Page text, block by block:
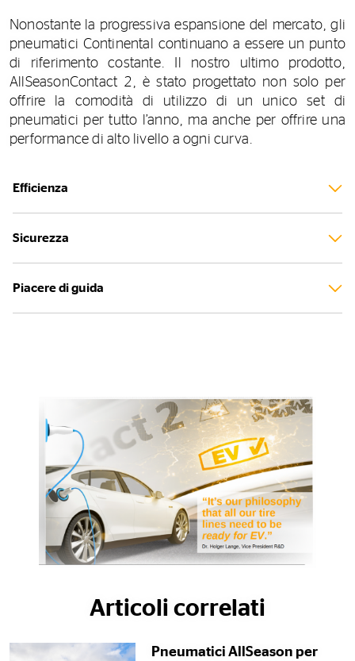
Nonostante la progressiva espansione del mercato, gli
pneumatici Continental continuano a essere un punto
di riferimento costante. Il nostro ultimo prodotto,
AllSeasonContact 2, è stato progettato non solo per
offrire la comodità di utilizzo di un unico set di
pneumatici per tutto l’anno, ma anche per offrire una
performance di alto livello a ogni curva.
Efficienza
Sicurezza
Piacere di guida
Articoli correlati
Pneumatici AllSeason per